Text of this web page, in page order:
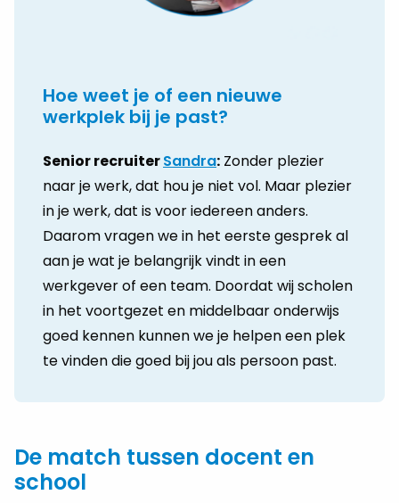
Hoe weet je of een nieuwe
werkplek bij je past?
Senior recruiterSandra: Zonder plezier
naar je werk, dat hou je niet vol. Maar plezier
in je werk, dat is voor iedereen anders.
Daarom vragen we in het eerste gesprek al
aan je wat je belangrijk vindt in een
werkgever of een team. Doordat wij scholen
in het voortgezet en middelbaar onderwijs
goed kennen kunnen we je helpen een plek
te vinden die goed bij jou als persoon past.
De match tussen docent en
school